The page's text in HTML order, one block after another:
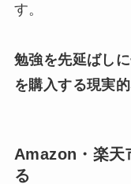
す。
勉強を先延ばし
を購入する現実
Amazon・楽天
る